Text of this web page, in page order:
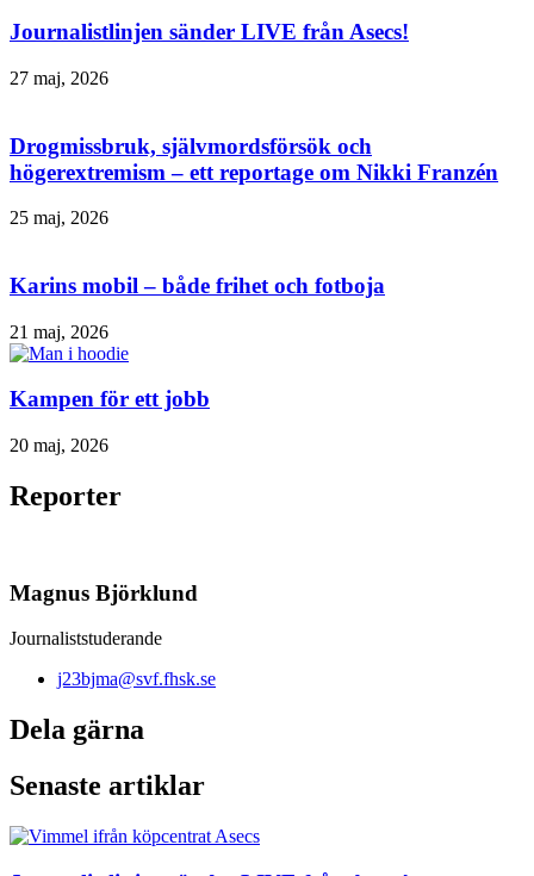
Journalistlinjen sänder LIVE från Asecs!
27 maj, 2026
Drogmissbruk, självmordsförsök och
högerextremism – ett reportage om Nikki Franzén
25 maj, 2026
Karins mobil – både frihet och fotboja
21 maj, 2026
Kampen för ett jobb
20 maj, 2026
Reporter
Magnus Björklund
Journaliststuderande
j23bjma@svf.fhsk.se
Dela gärna
Senaste artiklar